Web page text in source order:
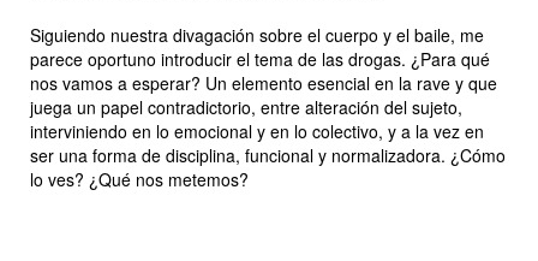
Siguiendo nuestra divagación sobre el cuerpo y el baile, me
parece oportuno introducir el tema de las drogas. ¿Para qué
nos vamos a esperar? Un elemento esencial en la rave y que
juega un papel contradictorio, entre alteración del sujeto,
interviniendo en lo emocional y en lo colectivo, y a la vez en
ser una forma de disciplina, funcional y normalizadora. ¿Cómo
lo ves? ¿Qué nos metemos?